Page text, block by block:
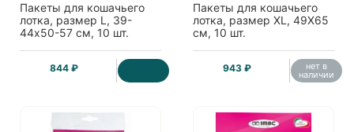
Пакеты для кошачьего
лотка, размер L, 39-
44х50-57 см, 10 шт.
844 ₽
Пакеты для кошачьего
лотка, размер XL, 49Х65
см, 10 шт.
943 ₽ нет в
наличии